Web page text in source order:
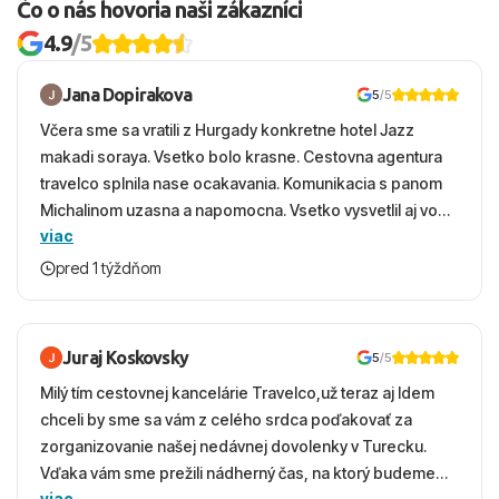
Čo o nás hovoria naši zákazníci
4.9/5
Jana Dopirakova 5/5
Včera sme sa vratili z Hurgady konkretne hotel Jazz
makadi soraya. Vsetko bolo krasne. Cestovna agentura
travelco splnila nase ocakavania. Komunikacia s panom
Michalinom uzasna a napomocna. Vsetko vysvetlil aj vo
vecernych hodinach zaco sa ospravedlnujem. Hotel
krasny, cisty. Sluzby top. Strava, prostredie, more,
viac
pred 1 týždňom
Juraj Koskovsky 5/5
Milý tím cestovnej kancelárie Travelco,už teraz aj Idem
chceli by sme sa vám z celého srdca poďakovať za
zorganizovanie našej nedávnej dovolenky v Turecku.
Vďaka vám sme prežili nádherný čas, na ktorý budeme